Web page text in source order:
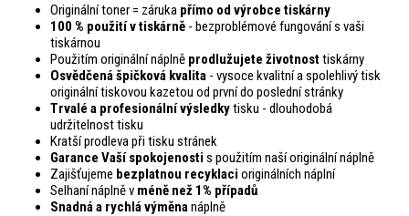
Originální toner = záruka přímo od výrobce tiskárny
100 % použití v tiskárně - bezproblémové fungování s vaši
tiskárnou
Použitím originální náplně prodlužujete životnosttiskárny
Osvědčená špičková kvalita - vysoce kvalitní a spolehlivý tisk
originální tiskovou kazetou od první do poslední stránky
Trvalé a profesionální výsledkytisku - dlouhodobá
udržitelnost tisku
Kratší prodleva při tisku stránek
Garance Vaší spokojenosti s použitím naší originální náplně
Zajišťujeme bezplatnou recyklaci originálních náplní
Selhaní náplně v méně než 1% případů
Snadná a rychlá výměnanáplně